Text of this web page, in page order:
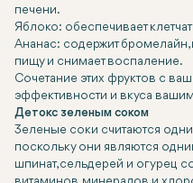
печени.
Яблоко: обеспечивает
Ананас: содержит бромелайн,
пищу и снимает воспаление.
Сочетание этих фруктов с
эффективности и вкуса
Детокс зеленым соком
Зеленые соки считаются
поскольку они являются
шпинат, сельдерей и огурец